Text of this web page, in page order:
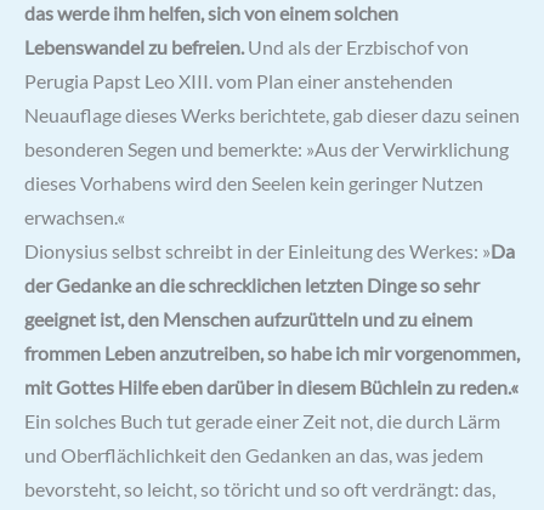
das werde ihm helfen, sich von einem solchen
Lebenswandel zu befreien. Und als der Erzbischof von
Perugia Papst Leo XIII. vom Plan einer anstehenden
Neuauflage dieses Werks berichtete, gab dieser dazu seinen
besonderen Segen und bemerkte: »Aus der Verwirklichung
dieses Vorhabens wird den Seelen kein geringer Nutzen
erwachsen.«
Dionysius selbst schreibt in der Einleitung des Werkes: »Da
der Gedanke an die schrecklichen letzten Dinge so sehr
geeignet ist, den Menschen aufzurütteln und zu einem
frommen Leben anzutreiben, so habe ich mir vorgenommen,
mit Gottes Hilfe eben darüber in diesem Büchlein zu reden.«
Ein solches Buch tut gerade einer Zeit not, die durch Lärm
und Oberflächlichkeit den Gedanken an das, was jedem
bevorsteht, so leicht, so töricht und so oft verdrängt: das,